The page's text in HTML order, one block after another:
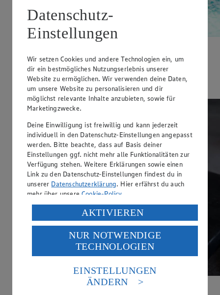
Zubereitungsdauer
20 min.
Datenschutz-
Einstellungen
Wir setzen Cookies und andere Technologien ein, um
dir ein bestmögliches Nutzungserlebnis unserer
Website zu ermöglichen. Wir verwenden deine Daten,
um unsere Website zu personalisieren und dir
möglichst relevante Inhalte anzubieten, sowie für
Marketingzwecke.
Deine Einwilligung ist freiwillig und kann jederzeit
individuell in den Datenschutz-Einstellungen angepasst
werden. Bitte beachte, dass auf Basis deiner
Einstellungen ggf. nicht mehr alle Funktionalitäten zur
Verfügung stehen. Weitere Erklärungen sowie einen
Link zu den Datenschutz-Einstellungen findest du in
unserer Datenschutzerklärung. Hier erfährst du auch
mehr über unsereCookie-Policy.
Verarbeitung deiner personenbezogenen Daten in den
USA durch Facebook und YouTube:
Wenn du auf „Aktivieren“ klickst, willigst du im Sinne
des Art. 49 Abs. 1 Satz 1 lit. a) DSGVO ein, dass deine
Daten in den USA verarbeitet werden. Der EuGH sieht
die USA als Land mit einem nach europäischen
Standards nicht angemessenen Datenschutzniveau an.
Es besteht das Risiko eines Zugriffs durch US-
AKTIVIEREN
NUR NOTWENDIGE
TECHNOLOGIEN
EINSTELLUNGEN
ÄNDERN